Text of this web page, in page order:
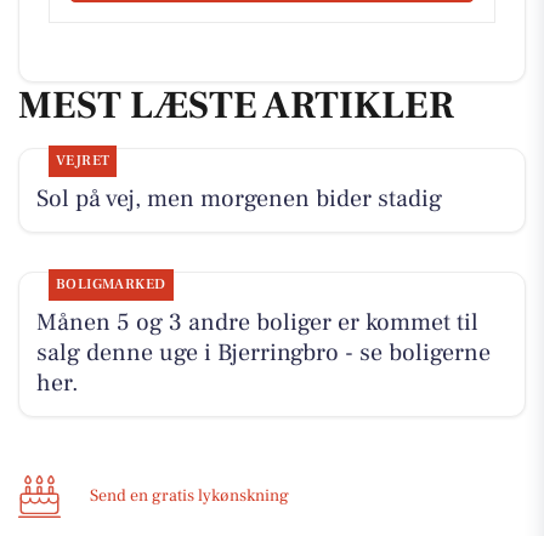
MEST LÆSTE ARTIKLER
VEJRET
Sol på vej, men morgenen bider stadig
BOLIGMARKED
Månen 5 og 3 andre boliger er kommet til
salg denne uge i Bjerringbro - se boligerne
her.
Send en gratis lykønskning